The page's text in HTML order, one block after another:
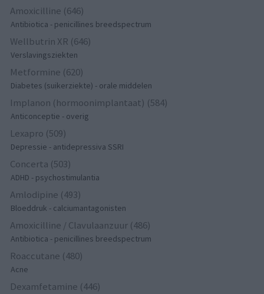
Amoxicilline (646)
Antibiotica - penicillines breedspectrum
Wellbutrin XR (646)
Verslavingsziekten
Metformine (620)
Diabetes (suikerziekte) - orale middelen
Implanon (hormoonimplantaat) (584)
Anticonceptie - overig
Lexapro (509)
Depressie - antidepressiva SSRI
Concerta (503)
ADHD - psychostimulantia
Amlodipine (493)
Bloeddruk - calciumantagonisten
Amoxicilline / Clavulaanzuur (486)
Antibiotica - penicillines breedspectrum
Roaccutane (480)
Acne
Dexamfetamine (446)